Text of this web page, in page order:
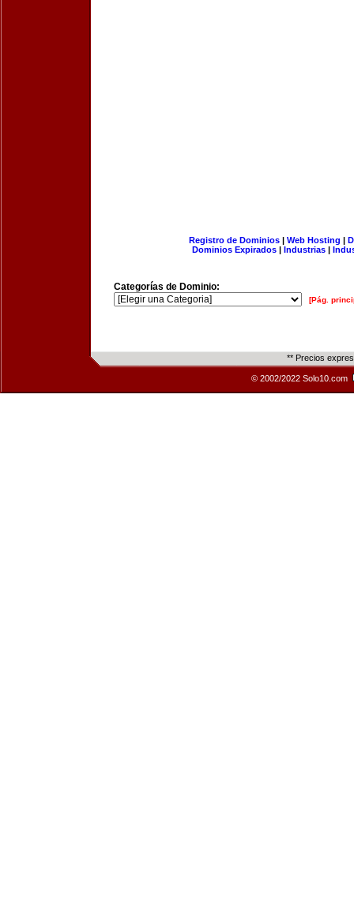
Registro de Dominios| Web Hosting |
Dominios Expirados | Industrias |
Categorías de Dominio:
[Pág.
** Precios
© 2002/2022 Solo10.com